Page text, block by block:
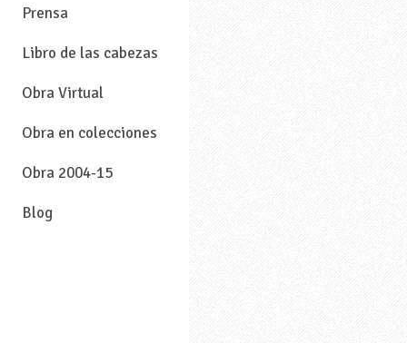
Prensa
Libro de las cabezas
Obra Virtual
Obra en colecciones
Obra 2004-15
Blog